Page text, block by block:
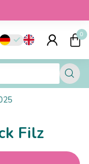
0
Filz